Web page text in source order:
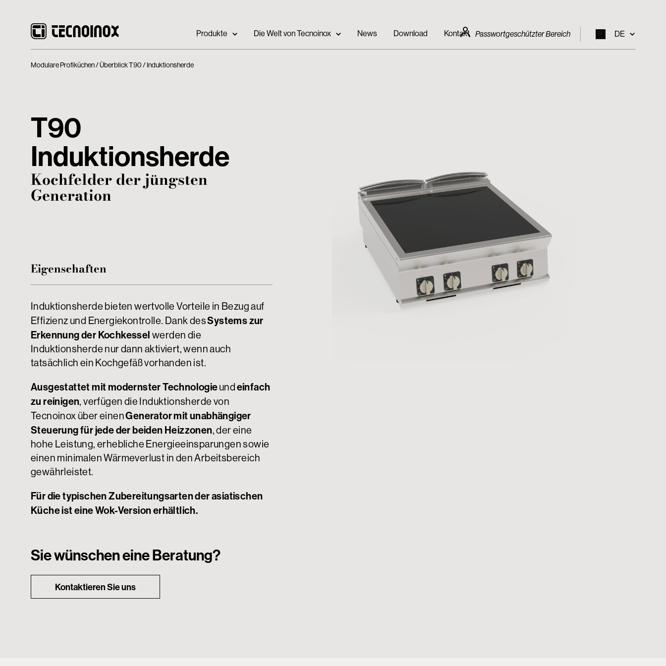
Produkte Die Welt von Tecnoinox News Download Kontakt Passwortgeschützter Bereich DE
Modulare Profiküchen Überblick T90 Induktionsherde
T90
Induktionsherde
Kochfelder der jüngsten
Generation
Eigenschaften
Induktionsherde bieten wertvolle Vorteile in Bezug auf
Effizienz und Energiekontrolle. Dank desSystems zur
Erkennung der Kochkessel werden die
Induktionsherde nur dann aktiviert, wenn auch
tatsächlich ein Kochgefäß vorhanden ist.
Ausgestattet mit modernster Technologieund einfach
zu reinigen, verfügen die Induktionsherde von
Tecnoinox über einenGenerator mit unabhängiger
Steuerung für jede der beiden Heizzonen, der eine
hohe Leistung, erhebliche Energieeinsparungen sowie
einen minimalen Wärmeverlust in den Arbeitsbereich
gewährleistet.
Für die typischen Zubereitungsarten der asiatischen
Küche ist eine Wok-Version erhältlich.
Sie wünschen eine Beratung?
Kontaktieren Sie uns